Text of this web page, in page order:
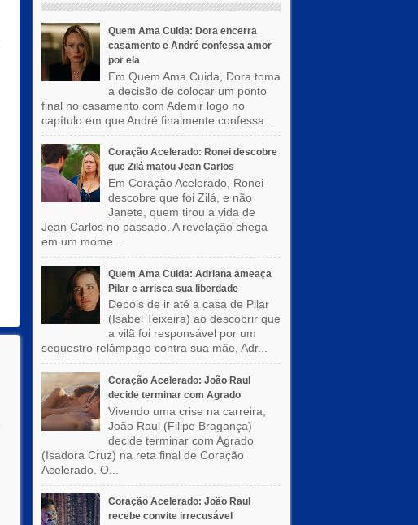
Quem Ama Cuida: Dora encerra
casamento e André confessa amor
por ela
Em Quem Ama Cuida, Dora toma
a decisão de colocar um ponto
final no casamento com Ademir logo no
capítulo em que André finalmente confessa...
Coração Acelerado: Ronei descobre
que Zilá matou Jean Carlos
Em Coração Acelerado, Ronei
descobre que foi Zilá, e não
Janete, quem tirou a vida de
Jean Carlos no passado. A revelação chega
em um mome...
Quem Ama Cuida: Adriana ameaça
Pilar e arrisca sua liberdade
Depois de ir até a casa de Pilar
(Isabel Teixeira) ao descobrir que
a vilã foi responsável por um
sequestro relâmpago contra sua mãe, Adr...
Coração Acelerado: João Raul
decide terminar com Agrado
Vivendo uma crise na carreira,
João Raul (Filipe Bragança)
decide terminar com Agrado
(Isadora Cruz) na reta final de Coração
Acelerado. O...
Coração Acelerado: João Raul
recebe convite irrecusável